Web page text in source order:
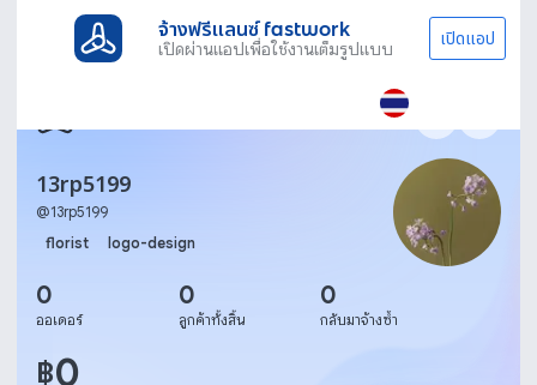
จ้างฟรีแลนซ์ fastwork
เปิดผ่านแอปเพื่อใช้งานเต็มรูปแบบ เปิดแอป
13rp5199
@13rp5199
florist
logo-design
0
ออเดอร์
0
ลูกค้าทั้งสิ้น
0
กลับมาจ้างซ้ำ
฿0